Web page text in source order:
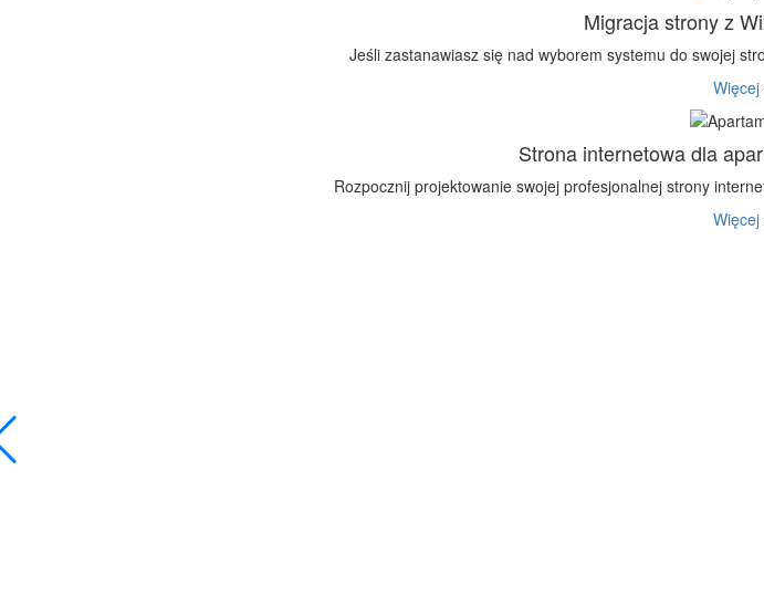
Migracja strony z
Jeśli zastanawiasz się nad wyborem systemu do swojej
Więcej
Strona internetowa dla
Rozpocznij projektowanie swojej profesjonalnej strony
Więcej